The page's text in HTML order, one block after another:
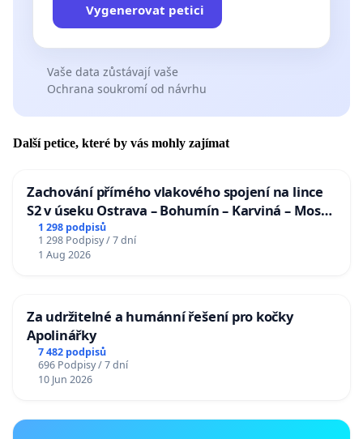
Vygenerovat petici
Vaše data zůstávají vaše
Ochrana soukromí od návrhu
Další petice, které by vás mohly zajímat
Zachování přímého vlakového spojení na lince
S2 v úseku Ostrava – Bohumín – Karviná – Mosty
u Jablunkova
1 298 podpisů
1 298 Podpisy / 7 dní
1 Aug 2026
Za udržitelné a humánní řešení pro kočky
Apolinářky
7 482 podpisů
696 Podpisy / 7 dní
10 Jun 2026